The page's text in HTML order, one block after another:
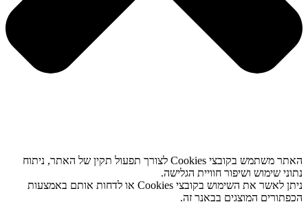
האתר משתמש בקובצי Cookies לצורך תפעול תקין של האתר, ניתוח
נתוני שימוש ושיפור חוויית הגלישה.
ניתן לאשר את השימוש בקובצי Cookies או לדחות אותם באמצעות
הכפתורים המוצגים בבאנר זה.